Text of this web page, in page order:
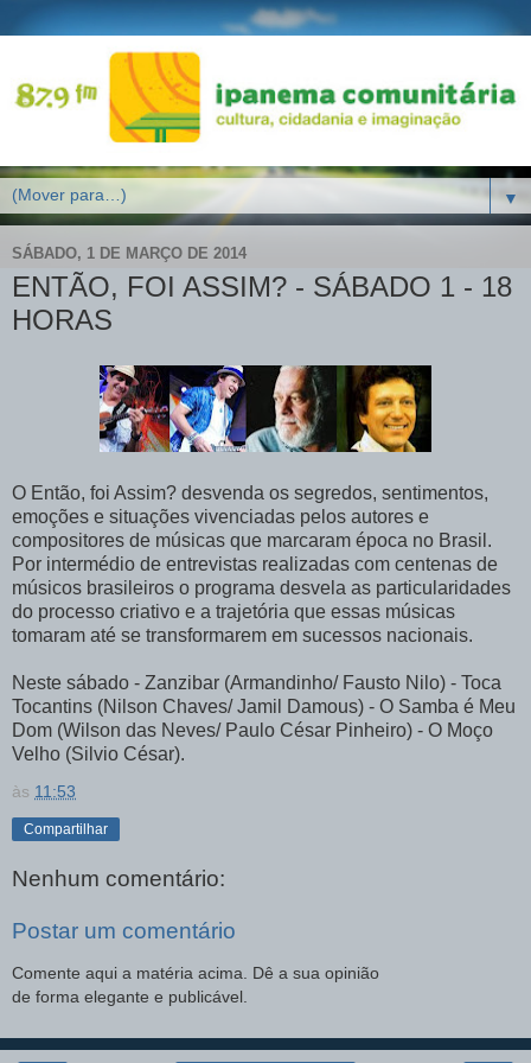
▼
SÁBADO, 1 DE MARÇO DE 2014
ENTÃO, FOI ASSIM? - SÁBADO 1 - 18
HORAS
O Então, foi Assim? desvenda os segredos, sentimentos,
emoções e situações vivenciadas pelos autores e
compositores de músicas que marcaram época no Brasil.
Por intermédio de entrevistas realizadas com centenas de
músicos brasileiros o programa desvela as particularidades
do processo criativo e a trajetória que essas músicas
tomaram até se transformarem em sucessos nacionais.
Neste sábado - Zanzibar (Armandinho/ Fausto Nilo) - Toca
Tocantins (Nilson Chaves/ Jamil Damous) - O Samba é Meu
Dom (Wilson das Neves/ Paulo César Pinheiro) - O Moço
Velho (Silvio César).
às 11:53
Compartilhar
Nenhum comentário:
Postar um comentário
Comente aqui a matéria acima. Dê a sua opinião
de forma elegante e publicável.